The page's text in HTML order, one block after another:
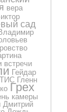
вера
сад
встречи
Гейдар
Гленн
Грех
камеры
Дмитрий